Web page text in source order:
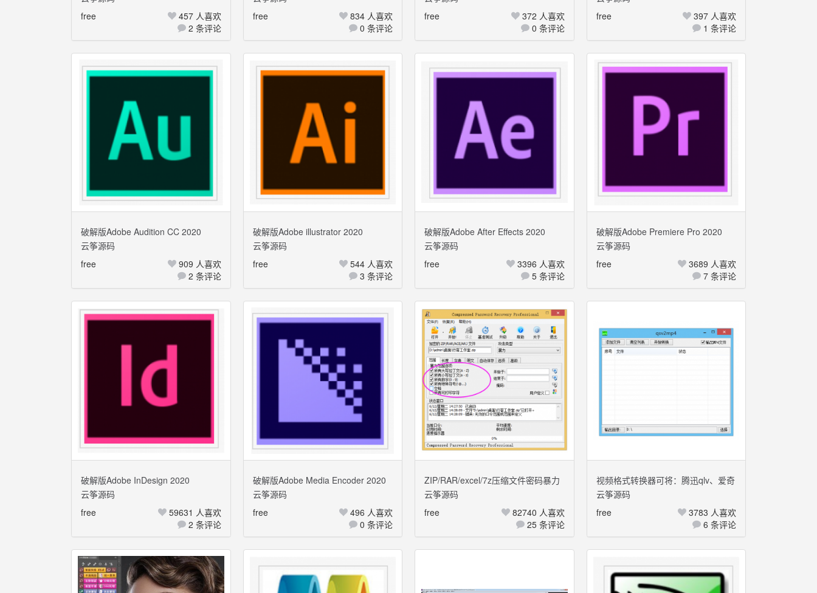
free
457 人喜欢
2 条评论
free
834 人喜欢
0 条评论
free
372 人喜欢
0 条评论
free
397 人喜欢
1 条评论
破解版Adobe Audition CC 2020
Mac+Windows 多国语言
云筝源码
free
909 人喜欢
2 条评论
破解版Adobe illustrator 2020
Mac+Windows 多国语言
云筝源码
free
544 人喜欢
3 条评论
破解版Adobe After Effects 2020
Mac+Windows 多国语言
云筝源码
free
3396 人喜欢
5 条评论
破解版Adobe Premiere Pro 2020
Mac+Windows 多国语言
云筝源码
free
3689 人喜欢
7 条评论
破解版Adobe InDesign 2020
Mac+Windows 多国语言
云筝源码
free
59631 人喜欢
2 条评论
破解版Adobe Media Encoder 2020
Mac+Windows 多国语言
云筝源码
free
496 人喜欢
0 条评论
ZIP/RAR/excel/7z压缩文件密码暴力
破解工具注册激活专业版
云筝源码
free
82740 人喜欢
25 条评论
视频格式转换器可将：腾迅qlv、爱奇
艺qsv、优酷kux转MP4格式
云筝源码
free
3783 人喜欢
6 条评论